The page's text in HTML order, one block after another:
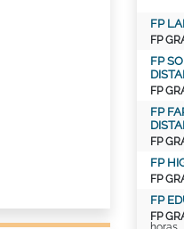
FP
FP
FP
FP
FP
FP
FP
FP
FP
FP